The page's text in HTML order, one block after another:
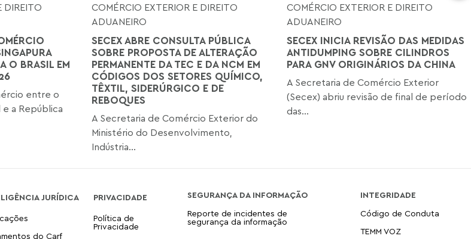
DIREITO
O BRASIL EM
entre o
a República
COMÉRCIO EXTERIOR E DIREITO
ADUANEIRO
SECEX ABRE CONSULTA PÚBLICA
SOBRE PROPOSTA DE ALTERAÇÃO
PERMANENTE DA TEC E DA NCM EM
CÓDIGOS DOS SETORES QUÍMICO,
TÊXTIL, SIDERÚRGICO E DE
REBOQUES
A Secretaria de Comércio Exterior do
Ministério do Desenvolvimento,
Indústria...
COMÉRCIO EXTERIOR E DIREITO
ADUANEIRO
SECEX INICIA REVISÃO DAS MEDIDAS
ANTIDUMPING SOBRE CILINDROS
PARA GNV ORIGINÁRIOS DA CHINA
A Secretaria de Comércio Exterior
(Secex) abriu revisão de final de período
das...
JURÍDICA
do Carf
PRIVACIDADE
Política de
Privacidade
SEGURANÇA DA INFORMAÇÃO
Reporte de incidentes de
segurança da informação
INTEGRIDADE
Código de Conduta
TEMM VOZ